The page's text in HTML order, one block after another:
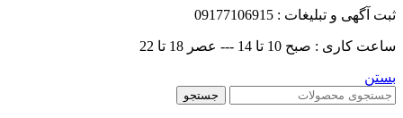
ثبت آگهی و تبلیغات : 09177106915
ساعت کاری : صبح 10 تا 14 --- عصر 18 تا 22
بستن
جستجو